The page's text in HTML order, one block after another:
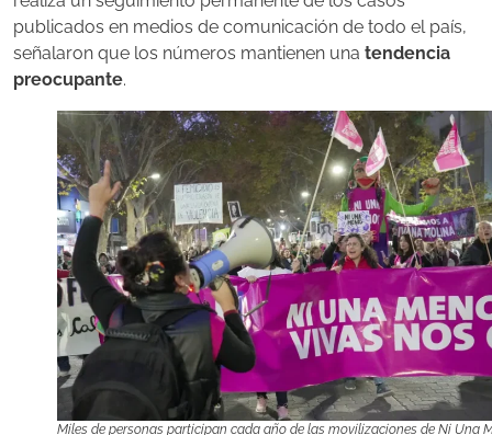
publicados en medios de comunicación de todo el país,
señalaron que los números mantienen una tendencia
preocupante.
Miles de personas participan cada año de las movilizaciones de Ni Una